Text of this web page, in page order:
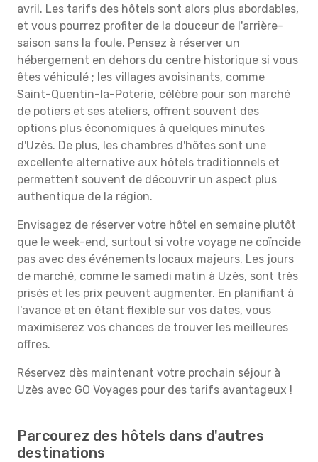
avril. Les tarifs des hôtels sont alors plus abordables,
et vous pourrez profiter de la douceur de l'arrière-
saison sans la foule. Pensez à réserver un
hébergement en dehors du centre historique si vous
êtes véhiculé ; les villages avoisinants, comme
Saint-Quentin-la-Poterie, célèbre pour son marché
de potiers et ses ateliers, offrent souvent des
options plus économiques à quelques minutes
d'Uzès. De plus, les chambres d'hôtes sont une
excellente alternative aux hôtels traditionnels et
permettent souvent de découvrir un aspect plus
authentique de la région.
Envisagez de réserver votre hôtel en semaine plutôt
que le week-end, surtout si votre voyage ne coïncide
pas avec des événements locaux majeurs. Les jours
de marché, comme le samedi matin à Uzès, sont très
prisés et les prix peuvent augmenter. En planifiant à
l'avance et en étant flexible sur vos dates, vous
maximiserez vos chances de trouver les meilleures
offres.
Réservez dès maintenant votre prochain séjour à
Uzès avec GO Voyages pour des tarifs avantageux !
Parcourez des hôtels dans d'autres
destinations